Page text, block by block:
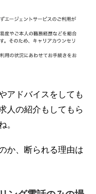
アドバイスをしても
人の紹介もしてもら
。
か、断られる理由は